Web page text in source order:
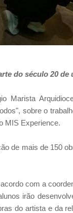
do século 20 de
Marista
sobre o
MIS Experience.
de mais de 150
com a
irão
do artista e da